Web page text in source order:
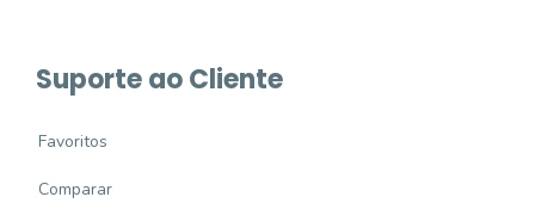
Suporte ao Cliente
Favoritos
Comparar